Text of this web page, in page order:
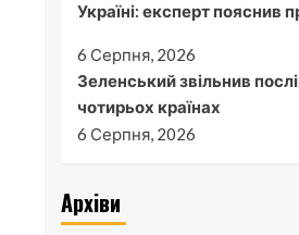
Україні: експерт пояснив
6 Серпня, 2026
Зеленський звільнив
чотирьох країнах
6 Серпня, 2026
Архіви